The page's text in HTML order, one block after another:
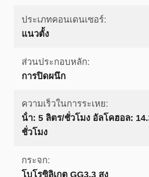
ประเภทคอนเดนเซอร์:
แนวตั้ง
ส่วนประกอบหลัก:
การปิดผนึก
ความเร็วในการระเหย:
น้ํา: 5 ลิตร/ชั่วโมง อัลโคฮอล:
ชั่วโมง
กระจก:
โบโรซิลิเกต GG3.3 สูง